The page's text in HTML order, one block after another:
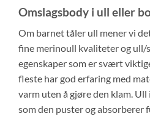
Omslagsbody i ull eller
Om barnet tåler ull mener vi
fine merinoull kvaliteter og ull/
egenskaper som er svært
fleste har god erfaring med
varm uten å gjøre den klam.
som den puster og absorberer